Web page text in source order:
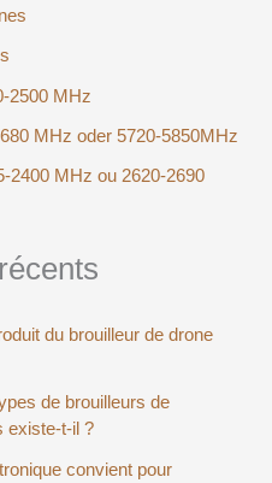
2500 MHz
MHz oder 5720-5850MHz
2400 MHz ou 2620-2690
du brouilleur de drone
de brouilleurs de
existe-t-il ?
convient pour